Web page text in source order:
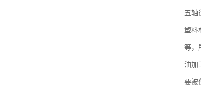
五轴
塑料
等，
油加
要被